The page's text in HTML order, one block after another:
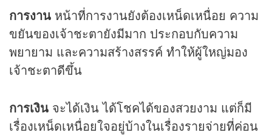
การงาน หน้าที่การงานยังต้องเหน็ดเหนื่อย ความ
ขยันของเจ้าชะตายังมีมาก ประกอบกับความ
พยายาม และความสร้างสรรค์ ทำให้ผู้ใหญ่มอง
เจ้าชะตาดีขึ้น
การเงิน จะได้เงิน ได้โชคได้ของสวยงาม แต่ก็มี
เรื่องเหน็ดเหนื่อยใจอยู่บ้างในเรื่องรายจ่ายที่ค่อน